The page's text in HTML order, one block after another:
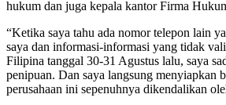
hukum dan juga kepala kantor Firma
“Ketika saya tahu ada nomor telepon lain
saya dan informasi-informasi yang tidak
Filipina tanggal 30-31 Agustus lalu, saya
penipuan. Dan saya langsung menyiapkan
perusahaan ini sepenuhnya dikendalikan